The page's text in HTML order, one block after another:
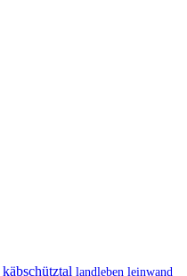
käbschütztal landleben leinwand